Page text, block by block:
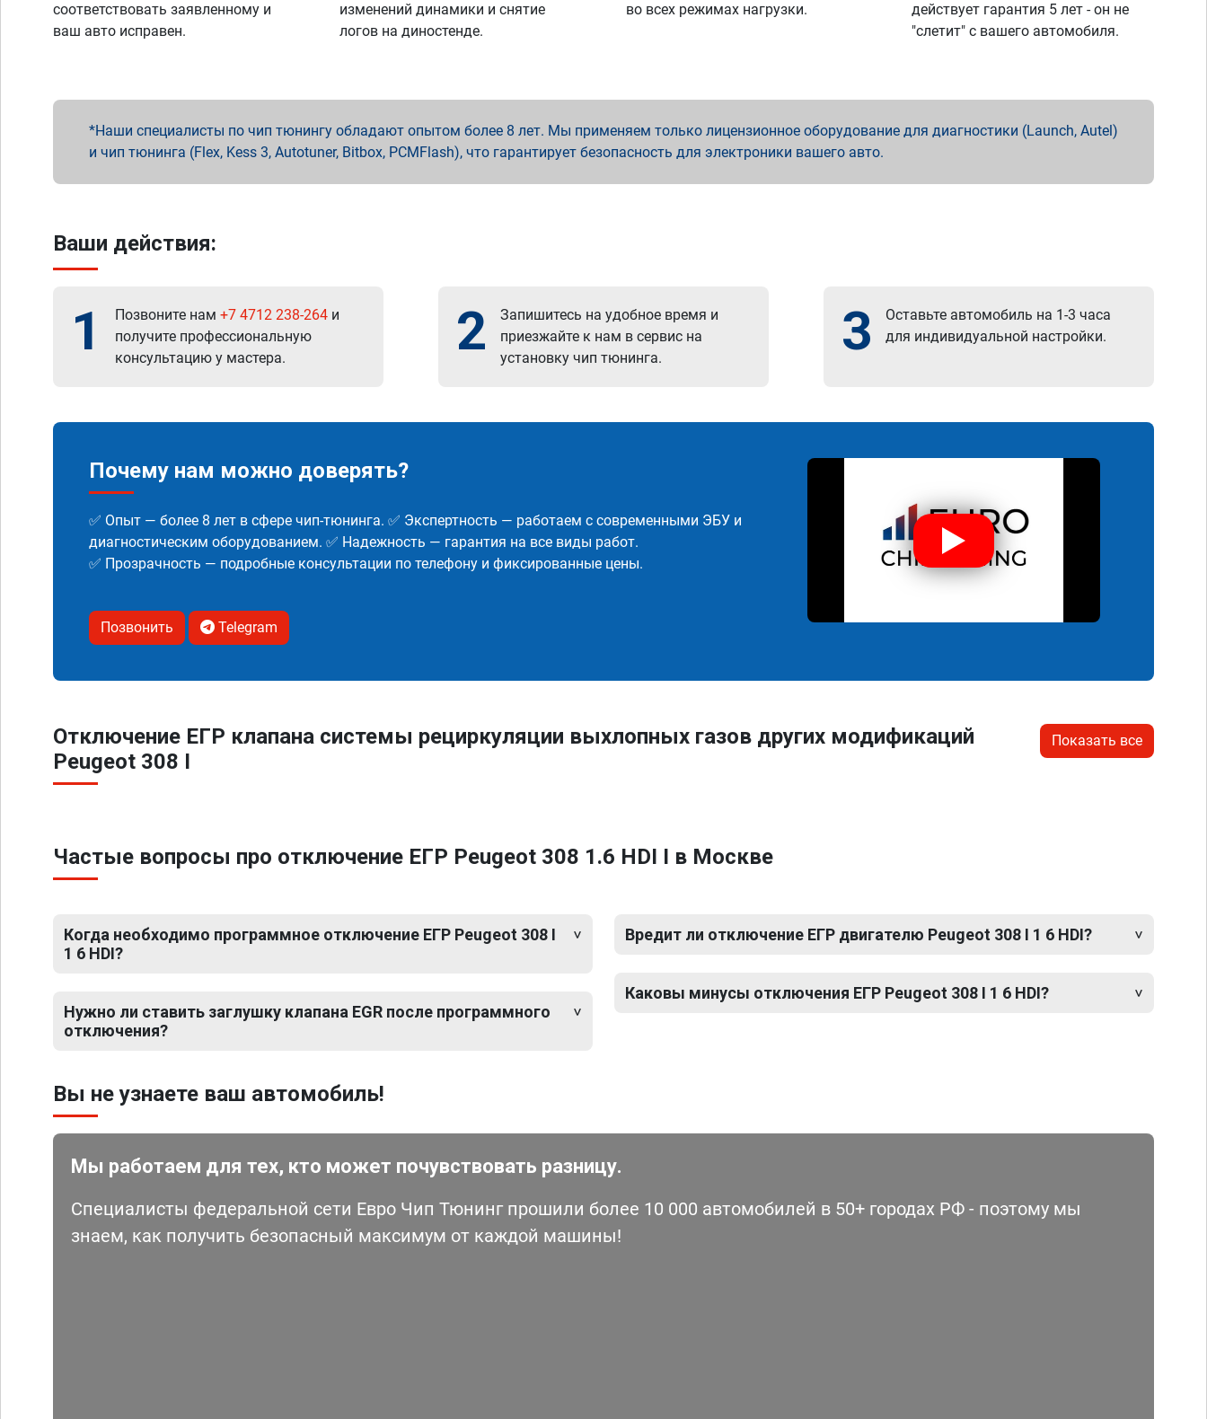
соответствовать заявленному и
ваш авто исправен.
изменений динамики и снятие
логов на диностенде.
во всех режимах нагрузки.
действует гарантия 5 лет - он не
"слетит" с вашего автомобиля.
Наши специалисты по чип тюнингу обладают опытом более 8 лет. Мы применяем только лицензионное оборудование для диагностики (Launch, Autel)
и чип тюнинга (Flex, Kess 3, Autotuner, Bitbox, PCMFlash), что гарантирует безопасность для электроники вашего авто.
Ваши действия:
1 Позвоните нам +7 4712 238-264 и
получите профессиональную
консультацию у мастера.
2
Запишитесь на удобное время и
приезжайте к нам в сервис на
установку чип тюнинга.
3
Оставьте автомобиль на 1-3 часа
для индивидуальной настройки.
Почему нам можно доверять?
✅ Опыт — более 8 лет в сфере чип-тюнинга. ✅ Экспертность — работаем с современными ЭБУ и
диагностическим оборудованием. ✅ Надежность — гарантия на все виды работ.
✅ Прозрачность — подробные консультации по телефону и фиксированные цены.
Позвонить Telegram
Отключение ЕГР клапана системы рециркуляции выхлопных газов других модификаций
Peugeot 308 I
Показать все
Частые вопросы про отключение ЕГР Peugeot 308 1.6 HDI I в Москве
Когда необходимо программное отключение ЕГР Peugeot 308 I
1 6 HDI?
Нужно ли ставить заглушку клапана EGR после программного
отключения?
Вредит ли отключение ЕГР двигателю Peugeot 308 I 1 6 HDI?
Каковы минусы отключения ЕГР Peugeot 308 I 1 6 HDI?
Вы не узнаете ваш автомобиль!
Мы работаем для тех, кто может почувствовать разницу.
Специалисты федеральной сети Евро Чип Тюнинг прошили более 10 000 автомобилей в 50+ городах РФ - поэтому мы
знаем, как получить безопасный максимум от каждой машины!